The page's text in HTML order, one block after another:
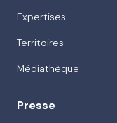
Expertises
Territoires
Médiathèque
Presse